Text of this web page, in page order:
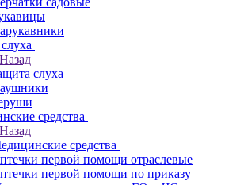
Назад
слуха
средства
Назад
средства
первой помощи отраслевые
первой помощи по приказу